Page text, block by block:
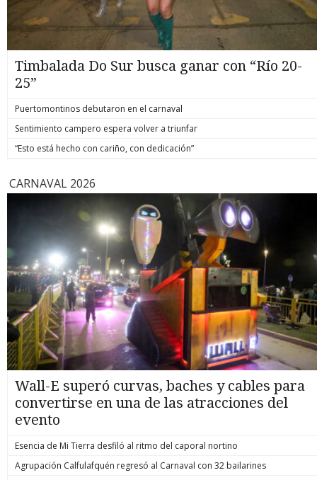
Timbalada Do Sur busca ganar con “Río 20-
25”
Puertomontinos debutaron en el carnaval
Sentimiento campero espera volver a triunfar
“Esto está hecho con cariño, con dedicación”
CARNAVAL 2026
Wall-E superó curvas, baches y cables para
convertirse en una de las atracciones del
evento
Esencia de Mi Tierra desfiló al ritmo del caporal nortino
Agrupación Calfulafquén regresó al Carnaval con 32 bailarines